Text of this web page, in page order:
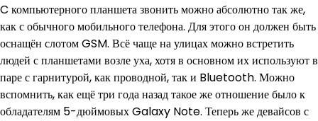
C компьютерного планшета звонить можно абсолютно так же,
как с обычного мобильного телефона. Для этого он должен быть
оснащён слотом GSM. Всё чаще на улицах можно встретить
людей с планшетами возле уха, хотя в основном их используют в
паре с гарнитурой, как проводной, так и Bluetooth. Можно
вспомнить, как ещё три года назад такое же отношение было к
обладателям 5-дюймовых Galaxy Note. Теперь же девайсов с